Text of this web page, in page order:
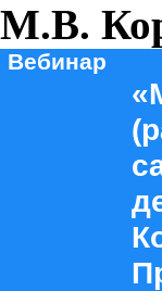
М.В.
Вебинар